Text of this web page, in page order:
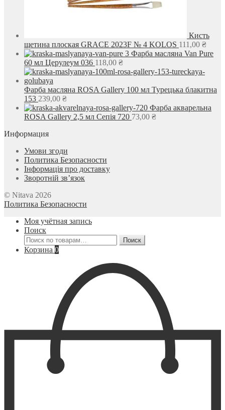
Кисть
щетина плоская GRACE 2023F № 4 KOLOS 111,00 ₴
Фарба масляна Van Pure
60 мл Церулеум 036 118,00 ₴
Фарба масляна ROSA Gallery 100 мл Турецька блакитна
153 239,00 ₴
Фарба акварельна
ROSA Gallery 2,5 мл Сепія 720 73,00 ₴
Информация
Умови згоди
Политика Безопасности
Інформація про доставку
Зворотній зв’язок
© Nitava 2026
Политика Безопасности
Моя учётная запись
Поиск
Искать:
Поиск
Корзина 0